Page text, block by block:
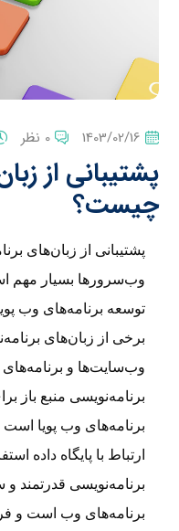
1403/02/16 0 نظر
پشتیبانی از
چیست؟
پشتیبانی از زبان‌های
وب‌سرورها بسیار مهم
توسعه برنامه‌های وب
برخی از زبان‌های
برنامه‌نویسی منبع باز
برنامه‌های وب پویا
برنامه‌نویسی قدرتمند